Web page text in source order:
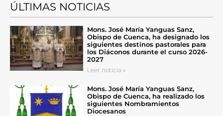
ÚLTIMAS NOTICIAS
Mons. José María Yanguas Sanz,
Obispo de Cuenca, ha designado los
siguientes destinos pastorales para
los Diáconos durante el curso 2026-
2027
Leer noticia »
Mons. José María Yanguas Sanz,
Obispo de Cuenca, ha realizado los
siguientes Nombramientos
Diocesanos